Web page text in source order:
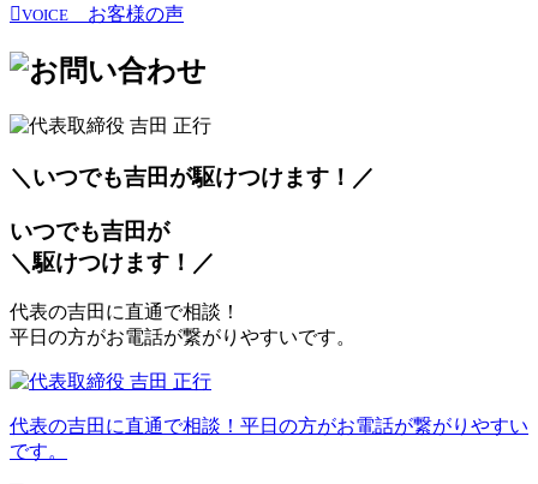
VOICE お客様の声
＼いつでも吉田が駆けつけます！／
いつでも吉田が
＼駆けつけます！／
代表の吉田に直通で相談！
平日の方がお電話が繋がりやすいです。
代表の吉田に直通で相談！平日の方がお電話が繋がりやすい
です。